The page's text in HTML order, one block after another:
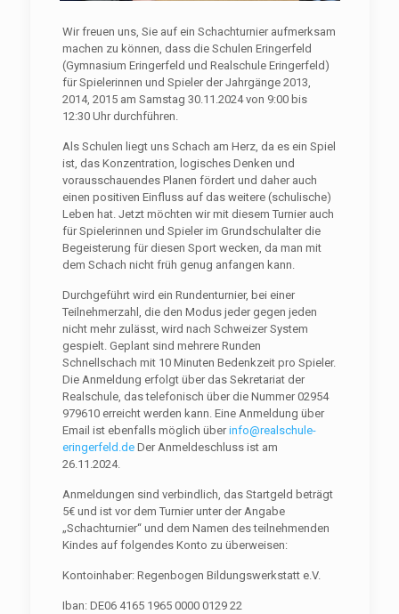
Wir freuen uns, Sie auf ein Schachturnier aufmerksam
machen zu können, dass die Schulen Eringerfeld
(Gymnasium Eringerfeld und Realschule Eringerfeld)
für Spielerinnen und Spieler der Jahrgänge 2013,
2014, 2015 am Samstag 30.11.2024 von 9:00 bis
12:30 Uhr durchführen.
Als Schulen liegt uns Schach am Herz, da es ein Spiel
ist, das Konzentration, logisches Denken und
vorausschauendes Planen fördert und daher auch
einen positiven Einfluss auf das weitere (schulische)
Leben hat. Jetzt möchten wir mit diesem Turnier auch
für Spielerinnen und Spieler im Grundschulalter die
Begeisterung für diesen Sport wecken, da man mit
dem Schach nicht früh genug anfangen kann.
Durchgeführt wird ein Rundenturnier, bei einer
Teilnehmerzahl, die den Modus jeder gegen jeden
nicht mehr zulässt, wird nach Schweizer System
gespielt. Geplant sind mehrere Runden
Schnellschach mit 10 Minuten Bedenkzeit pro Spieler.
Die Anmeldung erfolgt über das Sekretariat der
Realschule, das telefonisch über die Nummer 02954
979610 erreicht werden kann. Eine Anmeldung über
Email ist ebenfalls möglich überinfo@realschule-
eringerfeld.deDer Anmeldeschluss ist am
26.11.2024.
Anmeldungen sind verbindlich, das Startgeld beträgt
5€ und ist vor dem Turnier unter der Angabe
„Schachturnier“ und dem Namen des teilnehmenden
Kindes auf folgendes Konto zu überweisen:
Kontoinhaber: Regenbogen Bildungswerkstatt e.V.
Iban: DE06 4165 1965 0000 0129 22